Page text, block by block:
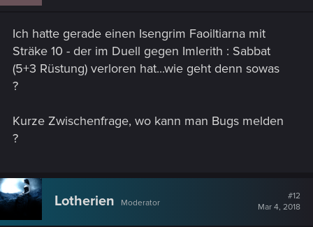
Ich hatte gerade einen Isengrim Faoiltiarna mit
Sträke 10 - der im Duell gegen Imlerith : Sabbat
(5+3 Rüstung) verloren hat...wie geht denn sowas
?
Kurze Zwischenfrage, wo kann man Bugs melden
?
Lotherien Moderator
#12
Mar 4, 2018